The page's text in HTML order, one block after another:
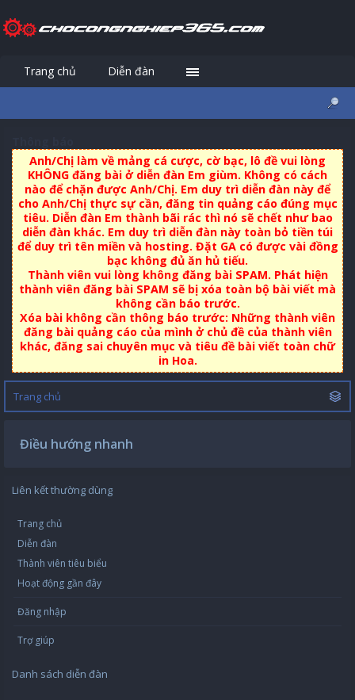
Anh/Chị làm về mảng cá cược, cờ bạc, lô đề vui lòng
KHÔNG đăng bài ở diễn đàn Em giùm. Không có cách
nào để chặn được Anh/Chị. Em duy trì diễn đàn này để
cho Anh/Chị thực sự cần, đăng tin quảng cáo đúng mục
tiêu. Diễn đàn Em thành bãi rác thì nó sẽ chết như bao
diễn đàn khác. Em duy trì diễn đàn này toàn bỏ tiền túi
để duy trì tên miền và hosting. Đặt GA có được vài đồng
bạc không đủ ăn hủ tiếu.
Thành viên vui lòng không đăng bài SPAM. Phát hiện
thành viên đăng bài SPAM sẽ bị xóa toàn bộ bài viết mà
không cần báo trước.
Xóa bài không cần thông báo trước: Những thành viên
đăng bài quảng cáo của mình ở chủ đề của thành viên
khác, đăng sai chuyên mục và tiêu đề bài viết toàn chữ
in Hoa.
Trang chủ
Điều hướng nhanh
Liên kết thường dùng
Trang chủ
Diễn đàn
Thành viên tiêu biểu
Hoạt động gần đây
Đăng nhập
Trợ giúp
Danh sách diễn đàn
Trang chủ Diễn đàn
Đăng ký